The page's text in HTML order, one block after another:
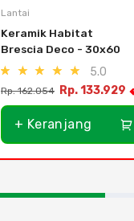
Lantai
Keramik Habitat
Brescia Deco - 30x60
5.0
Rp. 162.054 Rp. 133.929
+ Keranjang